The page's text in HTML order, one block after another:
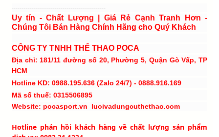
------------------------------------------------
Uy tín - Chất Lượng | Giá Rẻ Cạnh Tranh Hơn -
Chúng Tôi Bán Hàng Chính Hãng cho Quý Khách
CÔNG TY TNHH THỂ THAO POCA
Địa chỉ: 181/11 đường số 20, Phường 5, Quận Gò Vấp, TP
HCM
Hotline KD: 0988.195.636 (Zalo 24/7) - 0888.916.169
Mã số thuế: 0315506895
Website: pocasport.vn luoivadungcuthethao.com
Hotline phản hồi khách hàng về chất lượng sản phẩm